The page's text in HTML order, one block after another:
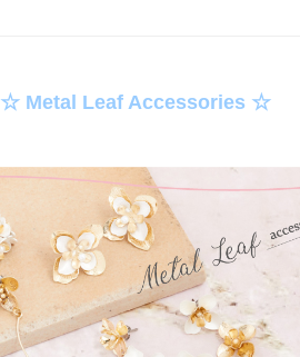
☆ Metal Leaf Accessories ☆